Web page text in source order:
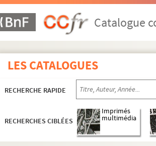
Catalogue
LES CATALOGUES
RECHERCHE RAPIDE
RECHERCHES CIBLÉES
Imprimés
multimédia